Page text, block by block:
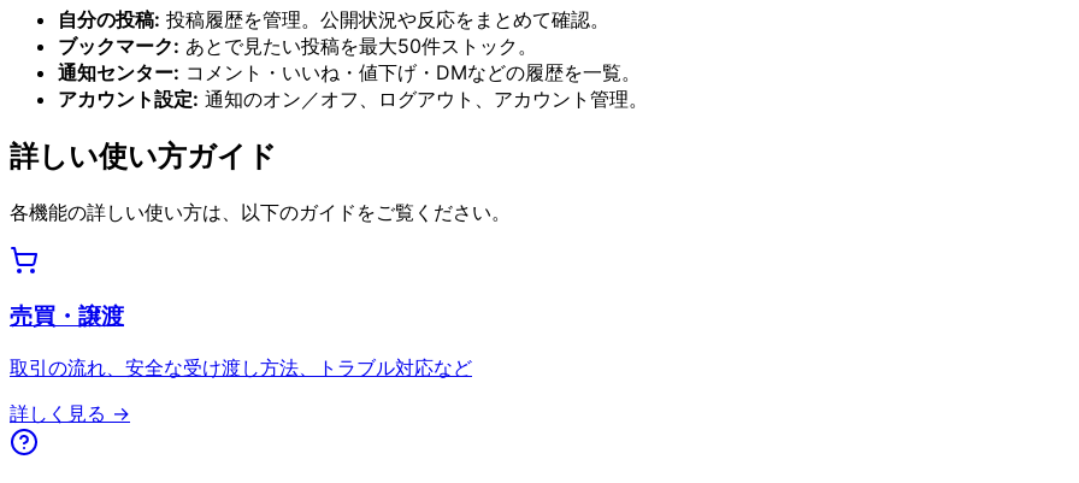
自分の投稿: 投稿履歴を管理。公開状況や反応をまとめて確認。
ブックマーク: あとで見たい投稿を最大50件ストック。
通知センター: コメント・いいね・値下げ・DMなどの履歴を一覧。
アカウント設定: 通知のオン／オフ、ログアウト、アカウント管理。
詳しい使い方ガイド
各機能の詳しい使い方は、以下のガイドをご覧ください。
売買・譲渡
取引の流れ、安全な受け渡し方法、トラブル対応など
詳しく見る →